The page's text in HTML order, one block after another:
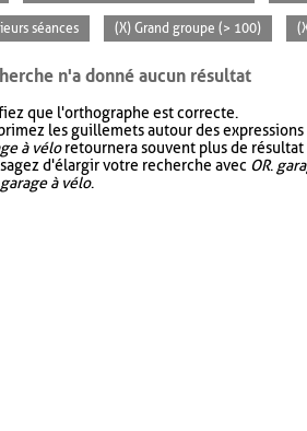
séances (X) Grand groupe (> 100)
n'a donné aucun résultat
que l'orthographe est correcte.
les guillemets autour des
à véloretournera souvent plus de résultat
d'élargir votre recherche avec OR.
garage à vélo.